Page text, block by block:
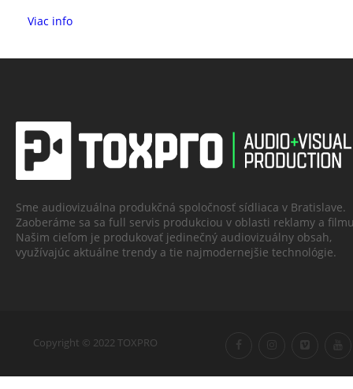
Viac info
Sme audiovizuálna produkčná spoločnosť sídliaca v Bratislave.
Zaoberáme sa sa full servis produkciou v oblasti reklamy a
Našim cieľom je produkovať jedinečný audiovizuálny obsah,
využívajúc aktuálne trendy a tie najmodernejšie technológie.
Copyright © 2022 TOXPRO